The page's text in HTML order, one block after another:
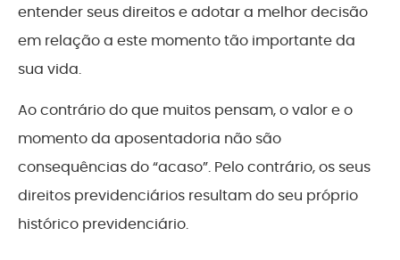
entender seus direitos e adotar a melhor decisão
em relação a este momento tão importante da
sua vida.
Ao contrário do que muitos pensam, o valor e o
momento da aposentadoria não são
consequências do “acaso”. Pelo contrário, os seus
direitos previdenciários resultam do seu próprio
histórico previdenciário.